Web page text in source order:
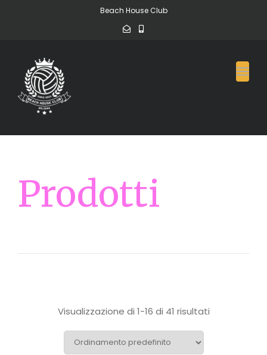
Beach House Club
Prodotti
Visualizzazione di 1-16 di 41 risultati